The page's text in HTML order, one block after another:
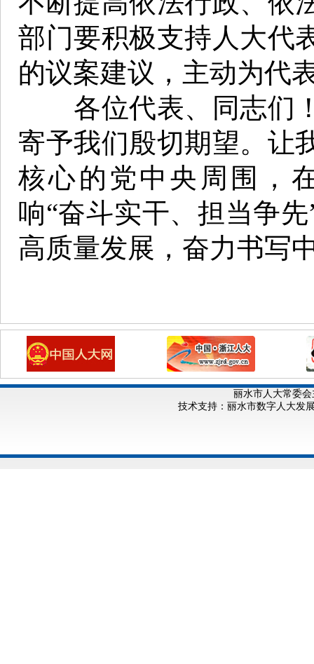
部门要积极支持人大代
的议案建议，主动为代
各位代表、同志们！
寄予我们殷切期望。让
核心的党中央周围，
响“奋斗实干、担当争
高质量发展，奋力书写
丽水市人大常委会
技术支持：丽水市数字人大发